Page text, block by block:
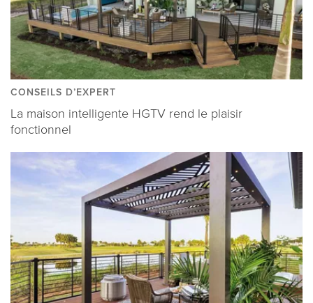
CONSEILS D’EXPERT
La maison intelligente HGTV rend le plaisir
fonctionnel